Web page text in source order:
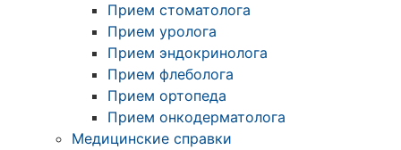
Прием стоматолога
Прием уролога
Прием эндокринолога
Прием флеболога
Прием ортопеда
Прием онкодерматолога
Медицинские справки